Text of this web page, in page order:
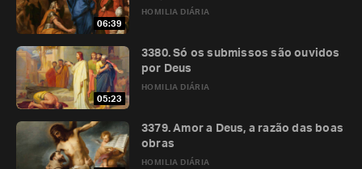
06:39
HOMILIA DIÁRIA
05:23
HOMILIA DIÁRIA
3380. Só os submissos são ouvidos
por Deus
HOMILIA DIÁRIA
3379. Amor a Deus, a razão das boas
obras